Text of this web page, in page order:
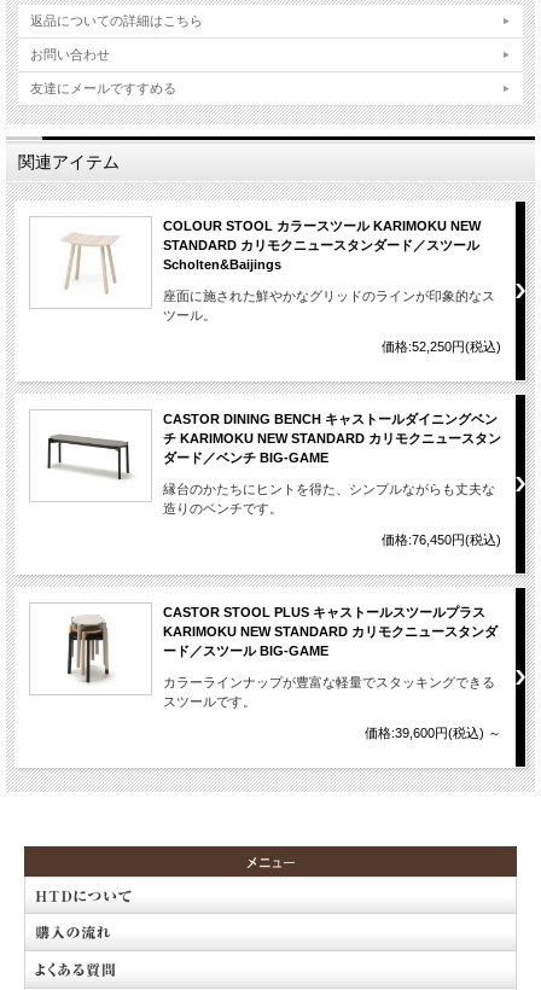
返品についての詳細はこちら
お問い合わせ
友達にメールですすめる
関連アイテム
COLOUR STOOL カラースツール KARIMOKU NEW
STANDARD カリモクニュースタンダード／スツール
Scholten&Baijings
座面に施された鮮やかなグリッドのラインが印象的なス
ツール。
価格:52,250円(税込)
CASTOR DINING BENCH キャストールダイニングベン
チ KARIMOKU NEW STANDARD カリモクニュースタン
ダード／ベンチ BIG-GAME
縁台のかたちにヒントを得た、シンプルながらも丈夫な
造りのベンチです。
価格:76,450円(税込)
CASTOR STOOL PLUS キャストールスツールプラス
KARIMOKU NEW STANDARD カリモクニュースタンダ
ード／スツール BIG-GAME
カラーラインナップが豊富な軽量でスタッキングできる
スツールです。
価格:39,600円(税込) ～